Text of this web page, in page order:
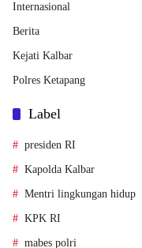
Internasional
Berita
Kejati Kalbar
Polres Ketapang
Label
presiden RI
Kapolda Kalbar
Mentri lingkungan hidup
KPK RI
mabes polri